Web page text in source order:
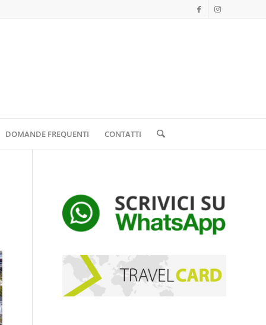
DOMANDE FREQUENTI CONTATTI